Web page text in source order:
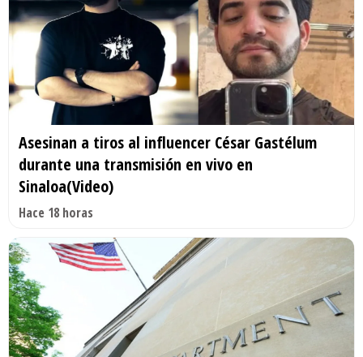
Asesinan a tiros al influencer César Gastélum
durante una transmisión en vivo en
Sinaloa(Video)
Hace 18 horas